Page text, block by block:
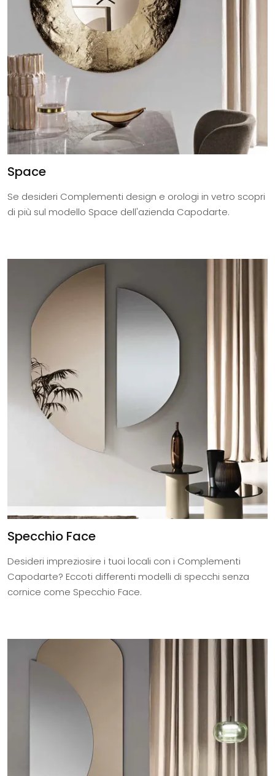
Space
Se desideri Complementi design e orologi in vetro scopri
di più sul modello Space dell'azienda Capodarte.
Specchio Face
Desideri impreziosire i tuoi locali con i Complementi
Capodarte? Eccoti differenti modelli di specchi senza
cornice come Specchio Face.